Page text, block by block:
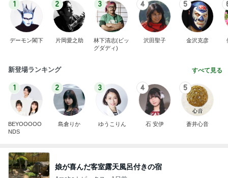
1
デーモン閣下
2
片岡愛之助
3
林下清志(ビッ
グダディ)
4
沢田聖子
5
金沢克彦
新登場ランキング すべて見る
1
BEYOOOOO
NDS
2
島倉りか
3
ゆうこりん
4
石 安伊
5
蒼井心音
娘が喜んだ客室露天風呂付きの宿